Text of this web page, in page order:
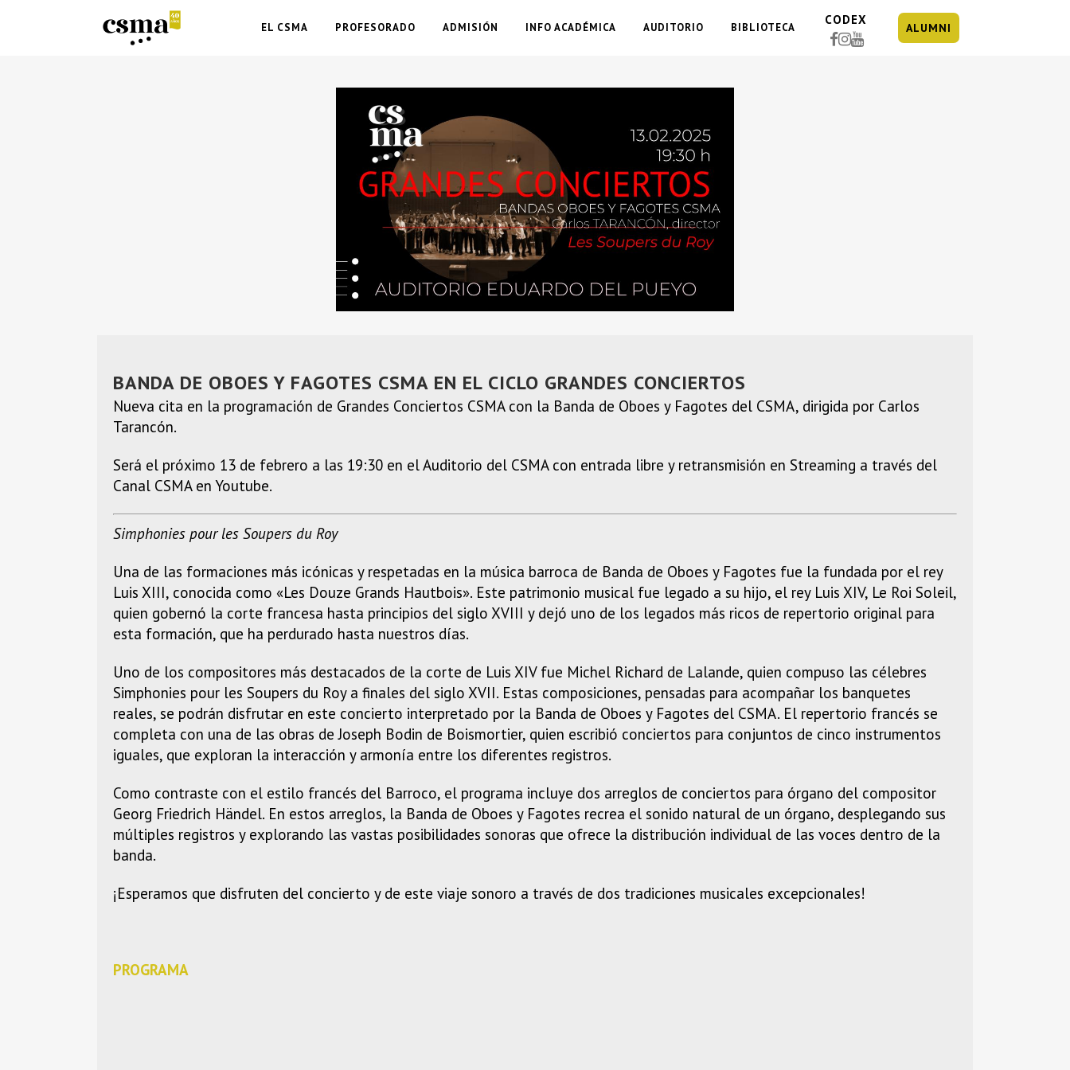
EL CSMA PROFESORADO ADMISIÓN INFO ACADÉMICA AUDITORIO BIBLIOTECA
CODEX
ALUMNI
BANDA DE OBOES Y FAGOTES CSMA EN EL CICLO GRANDES CONCIERTOS
Nueva cita en la programación de Grandes Conciertos CSMA con la Banda de Oboes y Fagotes del CSMA, dirigida por Carlos
Tarancón.
Será el próximo 13 de febrero a las 19:30 en el Auditorio del CSMA con entrada libre y retransmisión en Streaming a través del
Canal CSMA en Youtube.
Simphonies pour les Soupers du Roy
Una de las formaciones más icónicas y respetadas en la música barroca de Banda de Oboes y Fagotes fue la fundada por el rey
Luis XIII, conocida como «Les Douze Grands Hautbois». Este patrimonio musical fue legado a su hijo, el rey Luis XIV, Le Roi Soleil,
quien gobernó la corte francesa hasta principios del siglo XVIII y dejó uno de los legados más ricos de repertorio original para
esta formación, que ha perdurado hasta nuestros días.
Uno de los compositores más destacados de la corte de Luis XIV fue Michel Richard de Lalande, quien compuso las célebres
Simphonies pour les Soupers du Roy a finales del siglo XVII. Estas composiciones, pensadas para acompañar los banquetes
reales, se podrán disfrutar en este concierto interpretado por la Banda de Oboes y Fagotes del CSMA. El repertorio francés se
completa con una de las obras de Joseph Bodin de Boismortier, quien escribió conciertos para conjuntos de cinco instrumentos
iguales, que exploran la interacción y armonía entre los diferentes registros.
Como contraste con el estilo francés del Barroco, el programa incluye dos arreglos de conciertos para órgano del compositor
Georg Friedrich Händel. En estos arreglos, la Banda de Oboes y Fagotes recrea el sonido natural de un órgano, desplegando sus
múltiples registros y explorando las vastas posibilidades sonoras que ofrece la distribución individual de las voces dentro de la
banda.
¡Esperamos que disfruten del concierto y de este viaje sonoro a través de dos tradiciones musicales excepcionales!
PROGRAMA